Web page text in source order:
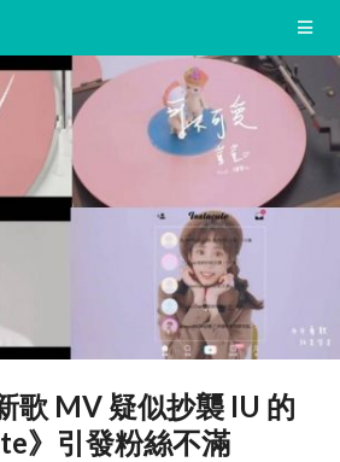
歌 MV 疑似抄襲 IU 的
》引發粉絲不滿